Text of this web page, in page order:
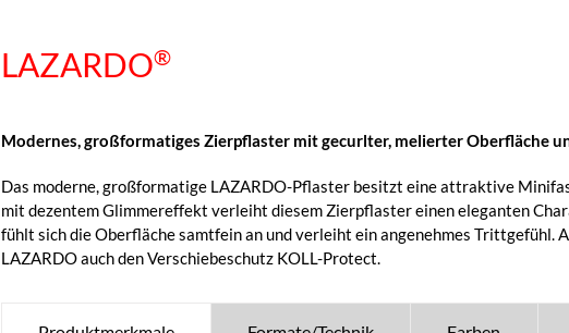
LAZARDO®
Modernes, großformatiges Zierpflaster mit gecurlter, melierter Oberfläche
Das moderne, großformatige LAZARDO-Pflaster besitzt eine attraktive
mit dezentem Glimmereffekt verleiht diesem Zierpflaster einen eleganten
fühlt sich die Oberfläche samtfein an und verleiht ein angenehmes Trittgefühl.
LAZARDO auch den Verschiebeschutz KOLL-Protect.